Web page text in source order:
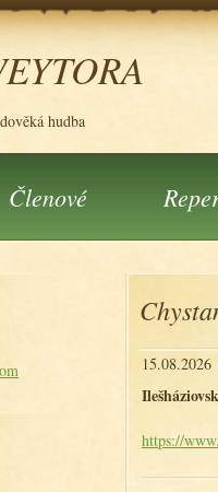
hudba
Členové
15.08.2026
https://